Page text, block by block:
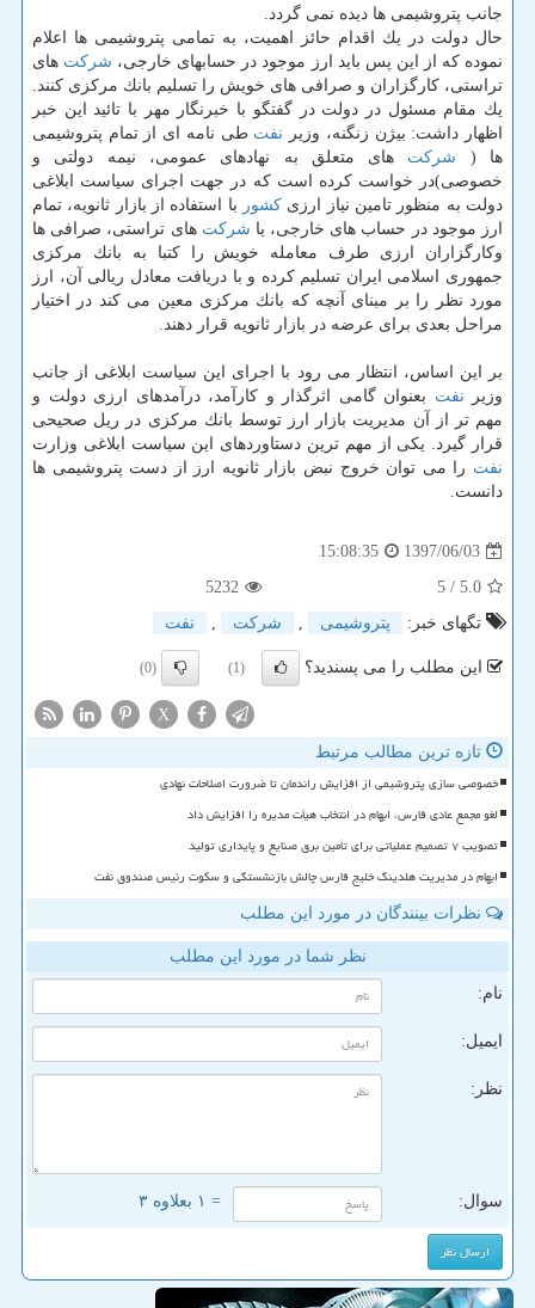
جانب پتروشیمی ها دیده نمی گردد.
حال دولت در یك اقدام حائز اهمیت، به تمامی پتروشیمی ها اعلام
نموده كه از این پس باید ارز موجود در حسابهای خارجی، شركت های
تراستی، كارگزاران و صرافی های خویش را تسلیم بانك مركزی كنند.
یك مقام مسئول در دولت در گفتگو با خبرنگار مهر با تائید این خبر
اظهار داشت: بیژن زنگنه، وزیر نفت طی نامه ای از تمام پتروشیمی
ها ( شركت های متعلق به نهادهای عمومی، نیمه دولتی و
خصوصی)در خواست كرده است كه در جهت اجرای سیاست ابلاغی
دولت به منظور تامین نیاز ارزی كشور با استفاده از بازار ثانویه، تمام
ارز موجود در حساب های خارجی، یا شركت های تراستی، صرافی ها
وكارگزاران ارزی طرف معامله خویش را كتبا به بانك مركزی
جمهوری اسلامی ایران تسلیم كرده و با دریافت معادل ریالی آن، ارز
مورد نظر را بر مبنای آنچه كه بانك مركزی معین می كند در اختیار
مراحل بعدی برای عرضه در بازار ثانویه قرار دهند.
بر این اساس، انتظار می رود با اجرای این سیاست ابلاغی از جانب
وزیر نفت بعنوان گامی اثرگذار و كارآمد، درآمدهای ارزی دولت و
مهم تر از آن مدیریت بازار ارز توسط بانك مركزی در ریل صحیحی
قرار گیرد. یكی از مهم ترین دستاوردهای این سیاست ابلاغی وزارت
نفت را می توان خروج نبض بازار ثانویه ارز از دست پتروشیمی ها
دانست.
1397/06/03
15:08:35
5.0
/ 5
5232
تگهای خبر:
پتروشیمی , شركت , نفت
این مطلب را می پسندید؟ (1)
(0)
X
تازه ترین مطالب مرتبط
خصوصی سازی پتروشیمی از افزایش راندمان تا ضرورت اصلاحات نهادی
لغو مجمع عادی فارس، ابهام در انتخاب هیأت مدیره را افزایش داد
تصویب ۷ تصمیم عملیاتی برای تأمین برق صنایع و پایداری تولید
ابهام در مدیریت هلدینگ خلیج فارس چالش بازنشستگی و سکوت رئیس صندوق نفت
نظرات بینندگان در مورد این مطلب
نظر شما در مورد این مطلب
نام:
ایمیل:
نظر:
سوال: = ۱ بعلاوه ۳